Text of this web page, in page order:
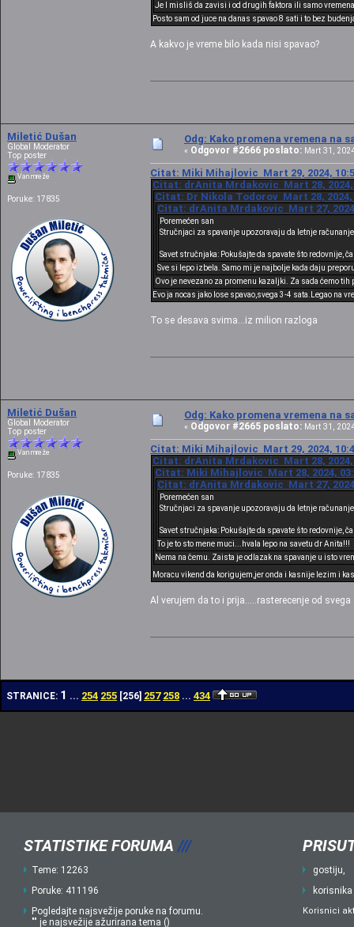
Je l misliš da zavisi i od drugih faktora ili samo
Posto sam od juce na danas spavao 8 sati i to bez
A kakvo je vreme bilo kada nisi spavao?
Miletić Dušan
Global Moderator
Top poster
Van mreže
Poruke: 17835
Odg: Kako promena vremena na
« Odgovor #2666 poslato: Mart 31,
Citat: Miki Mihajlovic Mart 29, 2024,
Citat: drAnita Mrdakovic Mart 28, 2024,
Citat: Dr Nikola Todorov Mart 28, 2024,
Citat: drAnita Mrdakovic Mart 27,
Poremećen san
Stručnjaci za spavanje upozoravaju da letnje
Savet stručnjaka: Pokušajte da spavate što redovnije,
Sve si lepo izbela. Samo mi je najbolje kada daju
Ovo je nevezano za promenu kazaljki. Za sada ćemo
Evo ja nocas jako lose spavao,svega 3-4 sata.Legao na
To se desava svima...iz milion razloga
Miletić Dušan
Global Moderator
Top poster
Van mreže
Poruke: 17835
Odg: Kako promena vremena na
« Odgovor #2665 poslato: Mart 31,
Citat: Miki Mihajlovic Mart 29, 2024,
Citat: drAnita Mrdakovic Mart 28, 2024,
Citat: Miki Mihajlovic Mart 28, 2024,
Citat: drAnita Mrdakovic Mart 27,
Poremećen san
Stručnjaci za spavanje upozoravaju da letnje
Savet stručnjaka: Pokušajte da spavate što redovnije,
To je to sto mene muci...hvala lepo na savetu dr Anita!!!
Nema na čemu. Zaista je odlazak na spavanje u isto
Moracu vikend da korigujem,jer onda i kasnije lezim i
Al verujem da to i prija.....rasterecenje od svega
STRANICE: 1 ... 254 255 [256] 257 258 ... 434
STATISTIKE FORUMA ///
Teme: 12263
Poruke: 411196
Pogledajte najsvežije poruke na forumu.
"" je najsvežije ažurirana tema ()
gostiju,
korisnika
Korisnici